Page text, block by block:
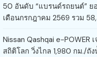
50 อันดับ “แบรนด์รถยนต์” ย
เดือนกรกฎาคม 2569 รวม
Nissan Qashqai e-POWER
สถิติโลก วิ่งไกล 1,980 กม./ถั